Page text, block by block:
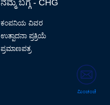
ನಮ್ಮ ಬಗ್ಗೆ - CHG
ಕಂಪನಿಯ ವಿವರ
ಉತ್ಪಾದನಾ ಪ್ರಕ್ರಿಯೆ
ಪ್ರಮಾಣಪತ್ರ
ಮಿಂಚಂಚೆ